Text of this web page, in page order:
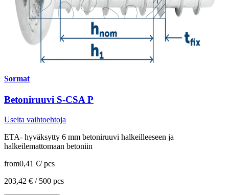
Sormat
Betoniruuvi S-CSA P
Useita vaihtoehtoja
ETA- hyväksytty 6 mm betoniruuvi halkeilleeseen ja
halkeilemattomaan betoniin
from0,41 €/ pcs
203,42 € / 500 pcs